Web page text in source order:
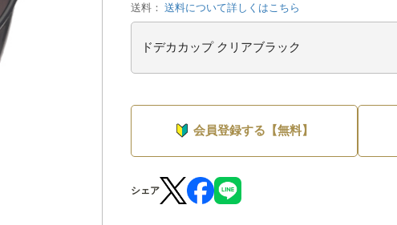
送料： 送料について詳しくはこちら
会員登録する【無料】
シェア